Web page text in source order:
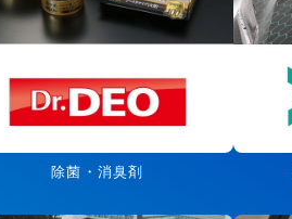
除菌・消臭剤